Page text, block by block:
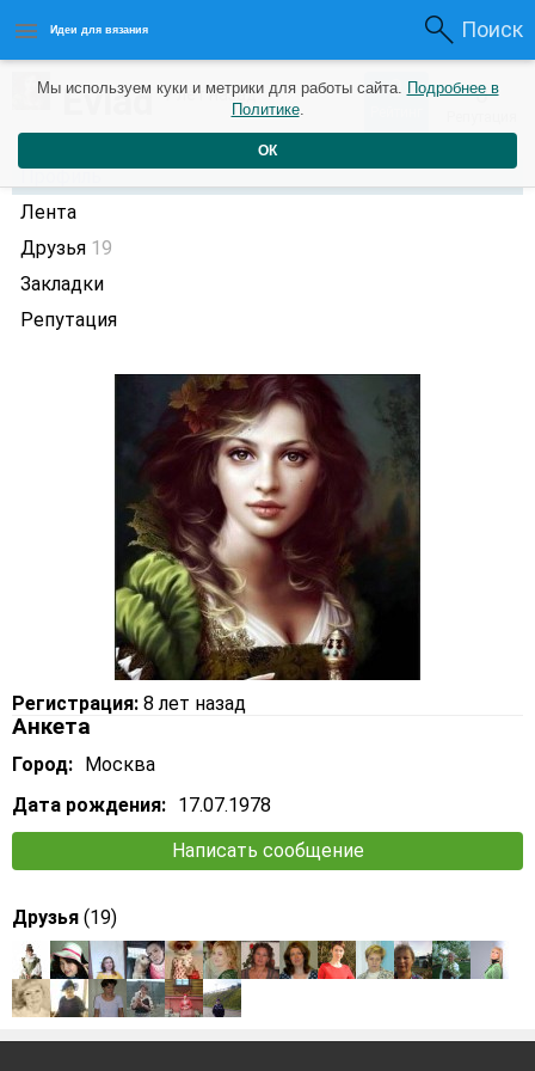
Идеи для вязания Поиск
Evlad7 лет назад 0 0
Профиль
Лента
Друзья 19
Закладки
Репутация
Регистрация: 8 лет назад
Анкета
Город: Москва
Дата рождения: 17.07.1978
Написать сообщение
Друзья (19)
Мы используем куки и метрики для работы сайта. Подробнее в
Политике.
ОК